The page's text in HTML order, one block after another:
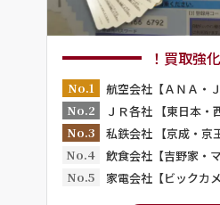
！買取強
No.1
航空会社【ＡＮＡ・
No.2
ＪＲ各社 【東日本・
No.3
私鉄会社 【京成・京
No.4
飲食会社【吉野家・
No.5
家電会社【ビックカ